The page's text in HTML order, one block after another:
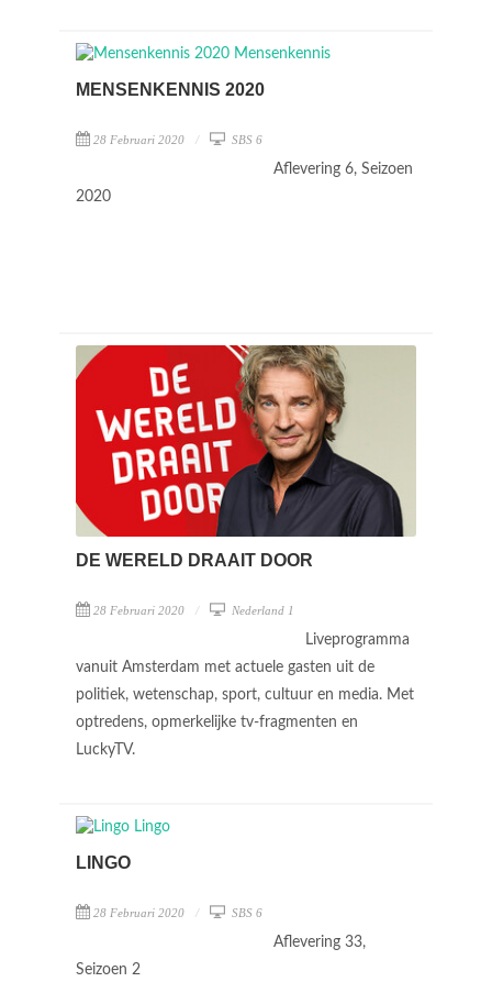
MENSENKENNIS 2020
28 Februari 2020 SBS 6
Aflevering 6, Seizoen
2020
DE WERELD DRAAIT DOOR
28 Februari 2020 Nederland 1
Liveprogramma
vanuit Amsterdam met actuele gasten uit de
politiek, wetenschap, sport, cultuur en media. Met
optredens, opmerkelijke tv-fragmenten en
LuckyTV.
LINGO
28 Februari 2020 SBS 6
Aflevering 33,
Seizoen 2